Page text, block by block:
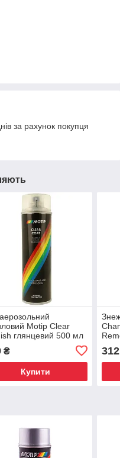
за рахунок покупця
Motip Clear
глянцевий 500 мл
₴
Купити
312